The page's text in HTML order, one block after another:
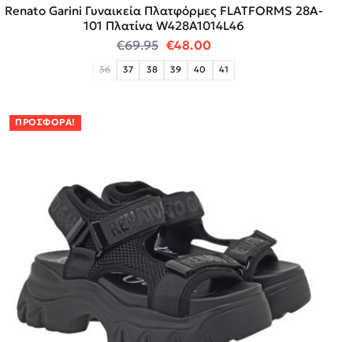
Renato Garini Γυναικεία Πλατφόρμες FLATFORMS 28A-
101 Πλατίνα W428A1014L46
€69.95 Original price was: €69.95.
€48.00Η τρέχουσα τιμή
36 37 38 39 40 41
ΠΡΟΣΦΟΡΆ!